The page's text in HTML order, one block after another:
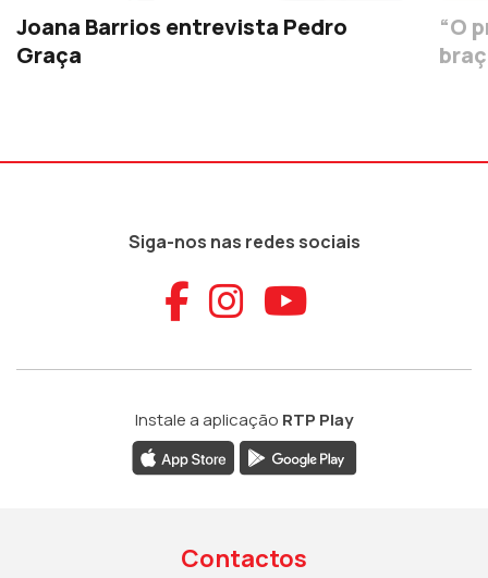
Joana Barrios entrevista Pedro
Graça
“O
Siga-nos nas redes sociais
Aceder ao
Aceder ao
Aceder
Instale a aplicação RTP Play
Contactos